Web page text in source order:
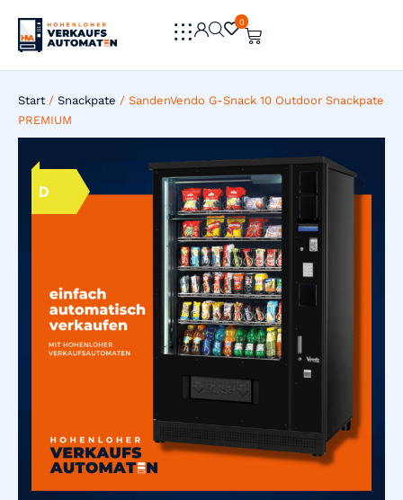
0
0
Start / Snackpate / SandenVendo G-Snack 10 Outdoor Snackpate
PREMIUM
D